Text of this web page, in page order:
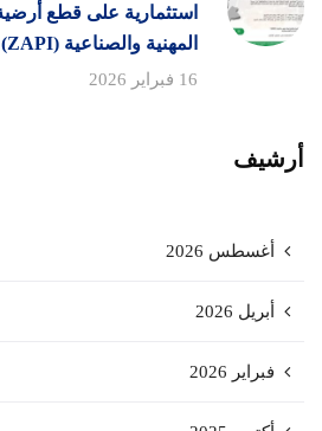
استثمارية على قطع
المهنية والصناعية (ZAPI) بعين عائشة إقليم تاونات
16 فبراير 2026
أرشيف
أغسطس 2026
أبريل 2026
فبراير 2026